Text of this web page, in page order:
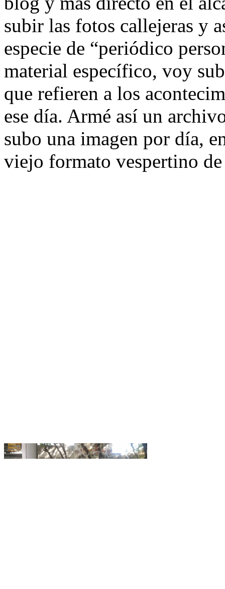
subir las fotos callejeras y
especie de “periódico
material específico, voy
que refieren a los
ese día. Armé así un
subo una imagen por día,
viejo formato vespertino